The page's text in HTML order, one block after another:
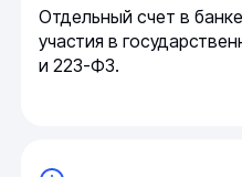
Отдельный счет в
участия в
и 223-ФЗ.